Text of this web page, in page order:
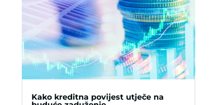
Kako kreditna povijest utječe na